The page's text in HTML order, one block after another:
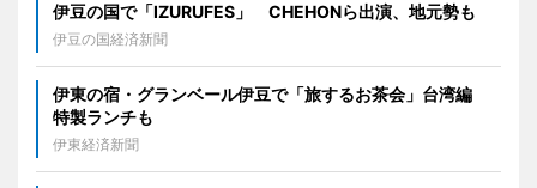
伊豆の国で「IZURUFES」 CHEHONら出演、地元勢も
伊豆の国経済新聞
伊東の宿・グランベール伊豆で「旅するお茶会」台湾編
特製ランチも
伊東経済新聞